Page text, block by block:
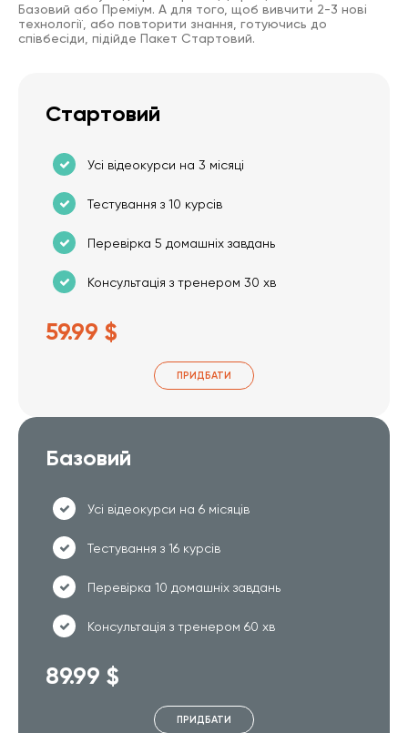
Базовий або Преміум. А для того, щоб вивчити 2-3 нові
технології, або повторити знання, готуючись до
співбесіди, підійде Пакет Стартовий.
Стартовий
Усі відеокурси на 3 місяці
Тестування з 10 курсів
Перевірка 5 домашніх завдань
Консультація з тренером 30 хв
59.99 $
ПРИДБАТИ
Базовий
Усі відеокурси на 6 місяців
Тестування з 16 курсів
Перевірка 10 домашніх завдань
Консультація з тренером 60 хв
89.99 $
ПРИДБАТИ